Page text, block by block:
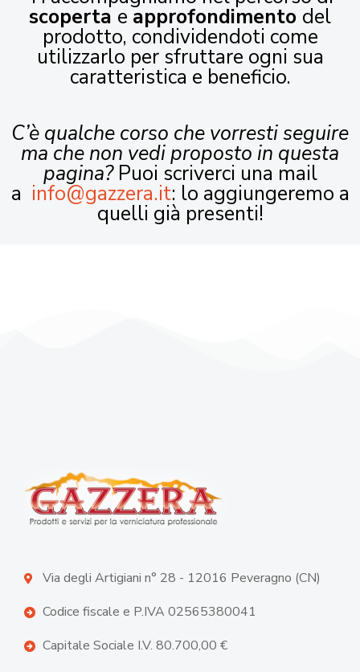
scoperta e approfondimento del
prodotto, condividendoti come
utilizzarlo per sfruttare ogni sua
caratteristica e beneficio.
C’è qualche corso che vorresti seguire
ma che non vedi proposto in questa
pagina?Puoi scriverci una mail
a info@gazzera.it: lo aggiungeremo a
quelli già presenti!
Via degli Artigiani n° 28 - 12016 Peveragno (CN)
Codice fiscale e P.IVA 02565380041
Capitale Sociale I.V. 80.700,00 €